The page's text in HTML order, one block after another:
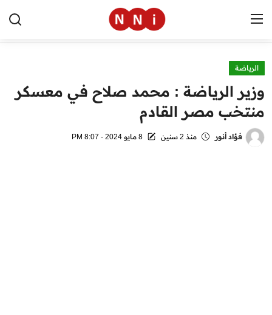
الرئيسية
اخبار مصر
العالم
الرياضة
وزير الرياضة : محمد صلاح في معسكر
منتخب مصر القادم
فؤاد أنور منذ 2 سنين 8 مايو 2024 - 8:07 PM